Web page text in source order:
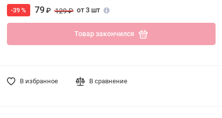
-39 % 79₽ 129 ₽ от 3 шт
Товар закончился
В избранное В сравнение